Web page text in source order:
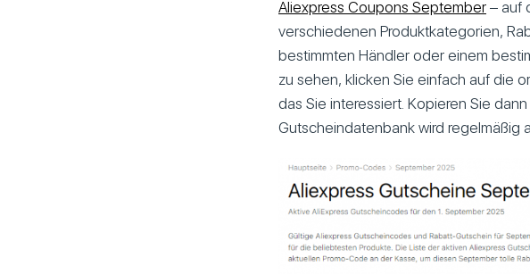
Aliexpress Coupons September – auf
verschiedenen Produktkategorien,
bestimmten Händler oder einem
zu sehen, klicken Sie einfach auf die
das Sie interessiert. Kopieren Sie
Gutscheindatenbank wird regelmäßig